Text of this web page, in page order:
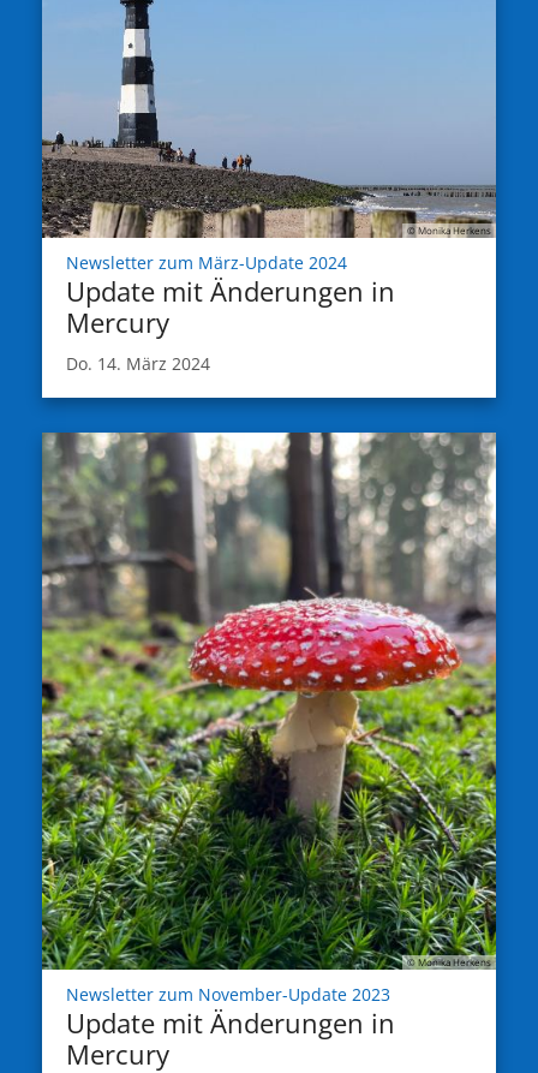
© Monika Herkens
Newsletter zum März-Update 2024:
Update mit Änderungen in
Mercury
Do. 14. März 2024
© Monika Herkens
Newsletter zum November-Update 2023:
Update mit Änderungen in
Mercury